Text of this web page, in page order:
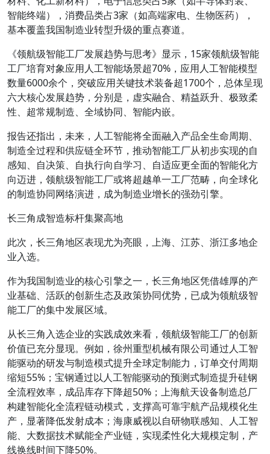
智能终端），消费品类占3家（如高端家电、生物医药），
基本覆盖我国制造业转型升级的重点赛道。
《领航级智能工厂发展趋势与思考》显示，15家领航级智能
工厂培育对象应用人工智能场景超70%，应用人工智能模型
数量6000余个，突破应用关键技术装备超1700个，总体呈现
六大核心发展趋势，分别是，虚实融合、精益跃升、极致柔
性、超常规制造、全域协同、智能内嵌。
报告还指出，未来，人工智能将全面融入产品全生命周期、
制造全过程和供应链全环节，推动智能工厂从初步实现的自
感知、自决策、自执行向自学习、自适应更全面的智能化方
向迈进，领航级智能工厂或将超越单一工厂范畴，向全球化
的制造协同网络演进，成为制造业增长的强劲引擎。
长三角成智造标杆集聚高地
此次，长三角地区表现尤为亮眼，上海、江苏、浙江多地企
业入选。
作为我国制造业的核心引擎之一，长三角地区凭借雄厚的产
业基础、活跃的创新生态及政策协同优势，已成为领航级智
能工厂的集中发展区域。
从长三角入选企业的实践成效来看，领航级智能工厂的创新
价值已充分显现。例如，徐州重型机械有限公司通过人工智
能驱动的研发与制造模式提升全球定制能力，订单交付周期
缩短55%；宝钢通过以人工智能驱动的预测式制造提升硅钢
全流程效率，成品库存下降超50%；上海航天设备制造总厂
构建智能化全流程链动模式，支撑高可靠宇航产品规模化生
产，显著降低发射成本；海康威视以自研物联感知、人工智
能、大数据技术赋能全产业链，实现柔性化大规模定制，产
线换线时间下降50%。